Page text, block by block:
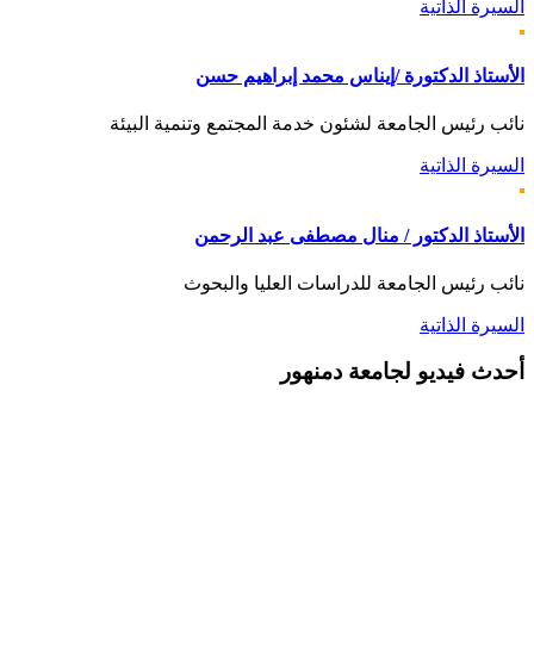
السيرة الذاتية
الأستاذ الدكتورة /إيناس محمد إبراهيم حسن
نائب رئيس الجامعة لشئون خدمة المجتمع وتنمية البيئة
السيرة الذاتية
الأستاذ الدكتور / منال مصطفى عبد الرحمن
نائب رئيس الجامعة للدراسات العليا والبحوث
السيرة الذاتية
أحدث فيديو لجامعة دمنهور